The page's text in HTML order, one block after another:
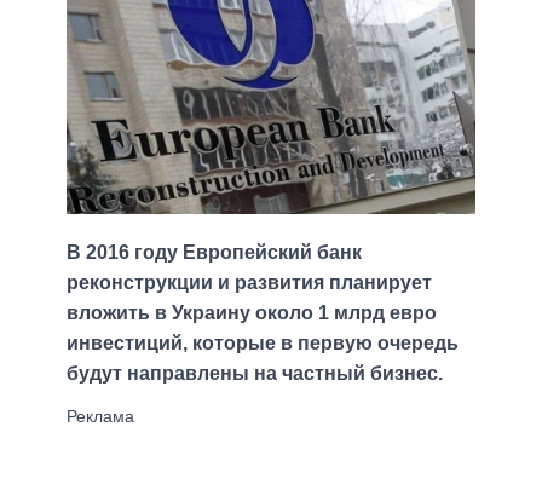
В 2016 году Европейский банк
реконструкции и развития планирует
вложить в Украину около 1 млрд евро
инвестиций, которые в первую очередь
будут направлены на частный бизнес.